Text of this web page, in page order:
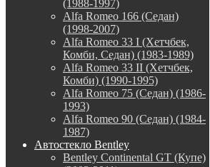
(1988-1997)
Alfa Romeo 166 (Седан)
(1998-2007)
Alfa Romeo 33 I (Хетчбек,
Комби, Седан) (1983-1989)
Alfa Romeo 33 II (Хетчбек,
Комби) (1990-1995)
Alfa Romeo 75 (Седан) (1986-
1993)
Alfa Romeo 90 (Седан) (1984-
1987)
Автостекло Bentley
Bentley Continental GT (Купе)